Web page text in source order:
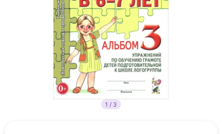
1 / 3